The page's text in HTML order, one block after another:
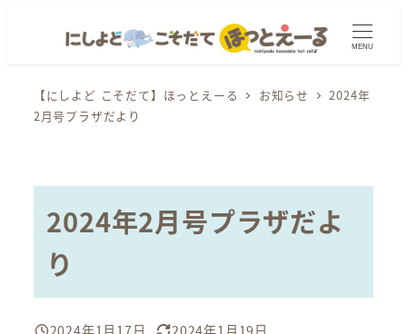
MENU
【にしよど こそだて】ほっとえーる お知らせ
2024年
2月号プラザだより
2024年2月号プラザだよ
り
2024年1月17日
2024年1月19日